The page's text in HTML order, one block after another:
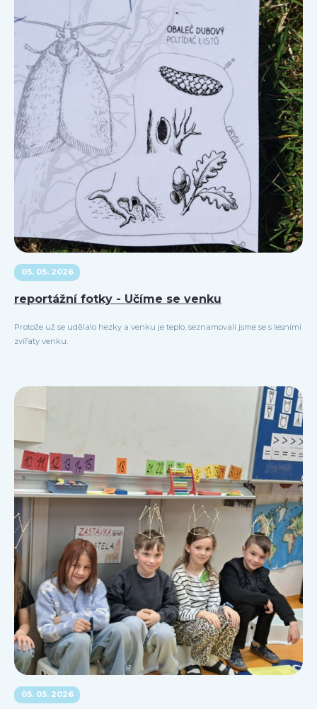
05. 05. 2026
reportážní fotky - Učíme se venku
Protože už se udělalo hezky a venku je teplo, seznamovali jsme se s lesními
zvířaty venku.
05. 05. 2026